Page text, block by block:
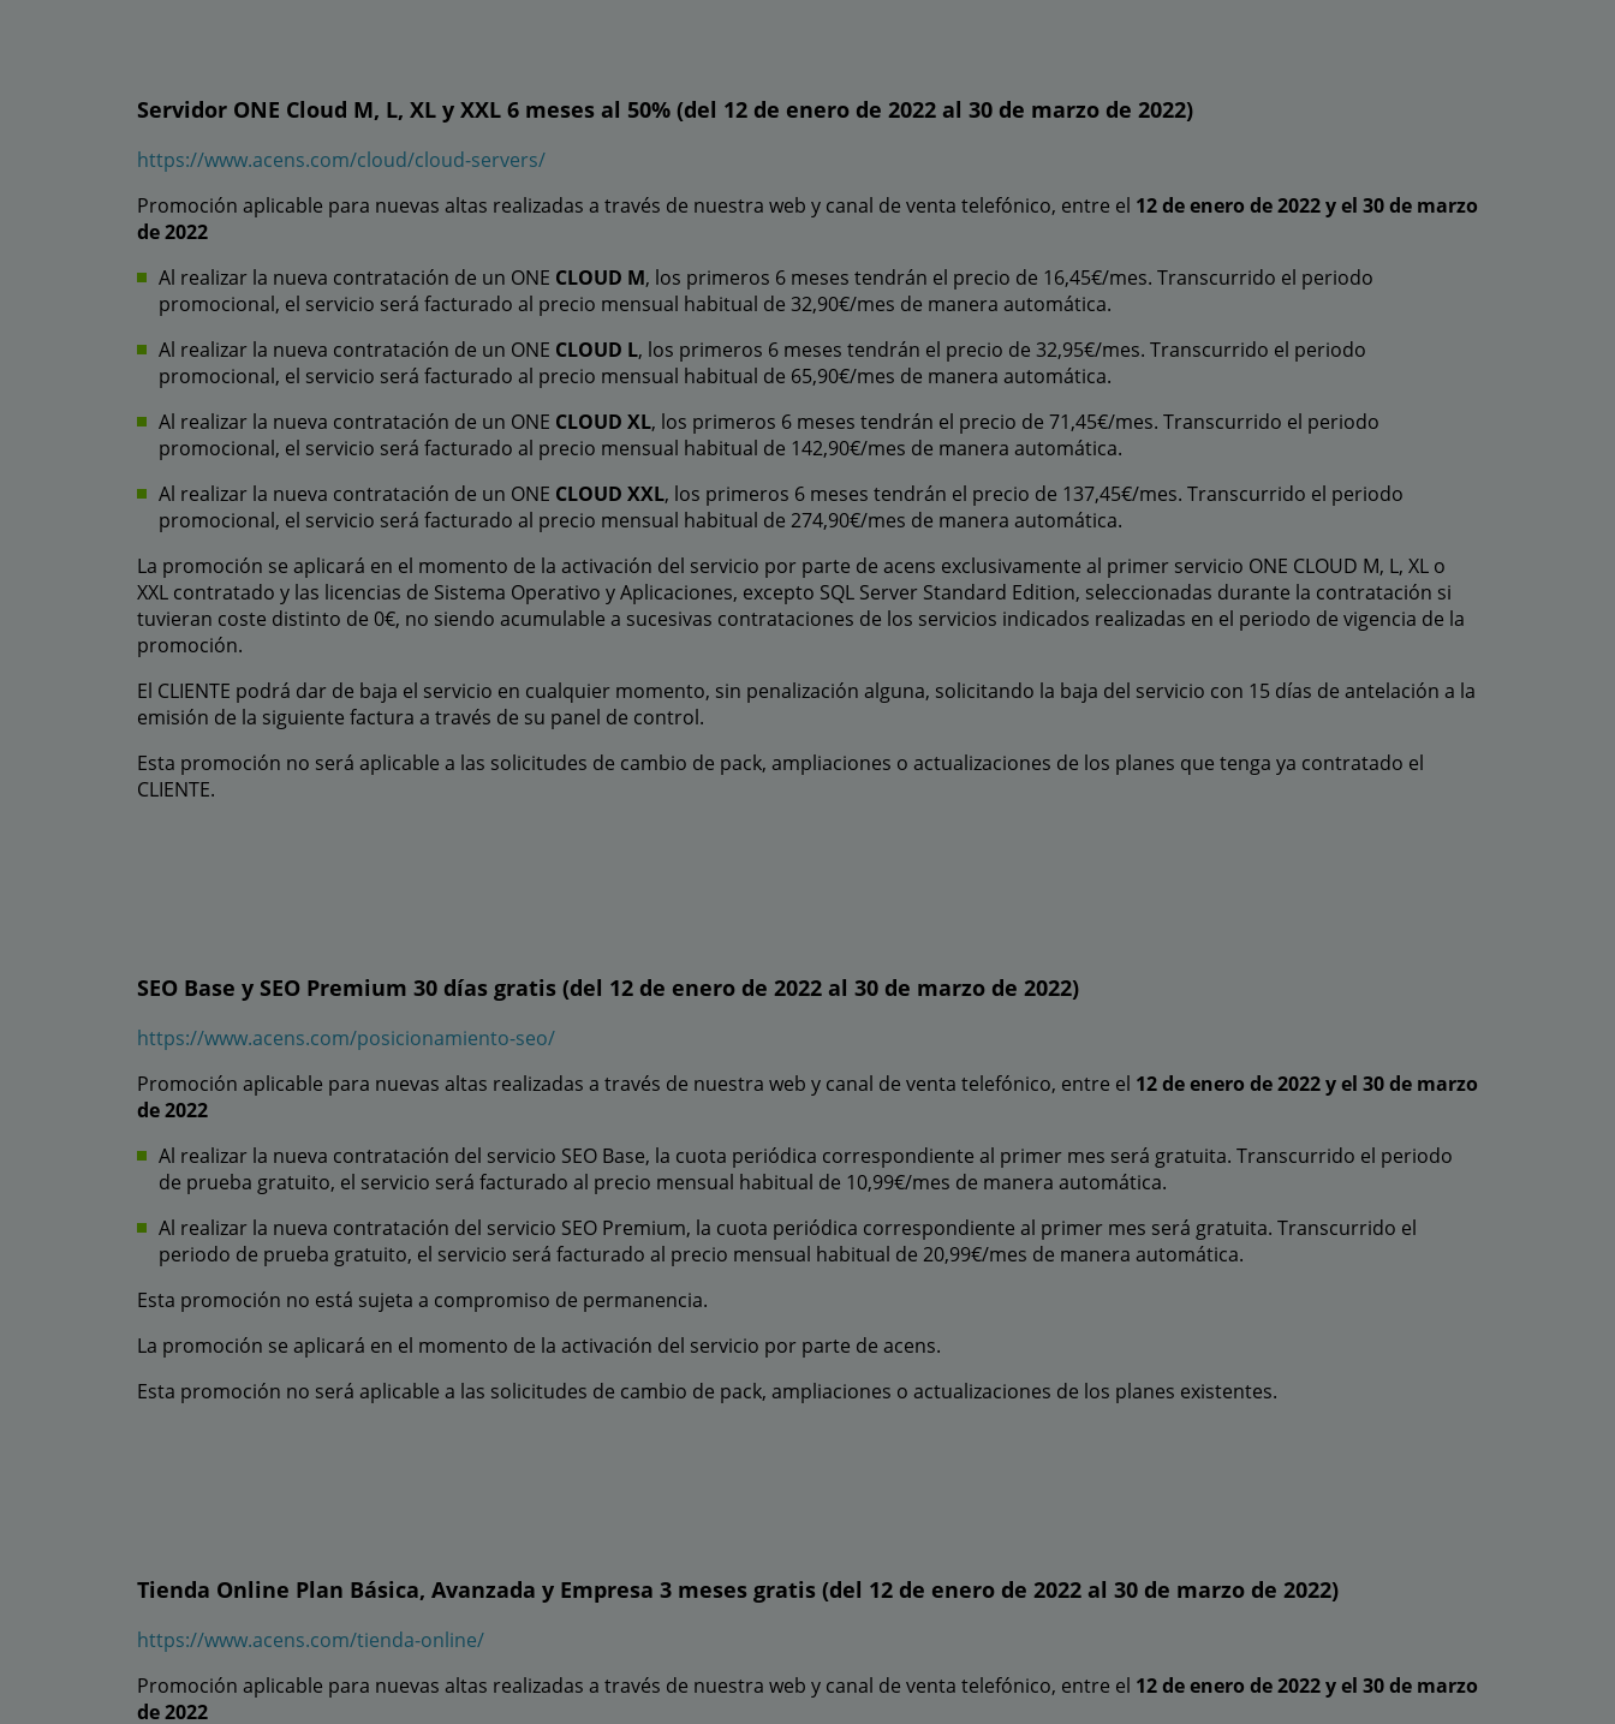
Servidor ONE Cloud M, L, XL y XXL 6 meses al 50% (del 12 de enero de 2022 al 30 de marzo de 2022)
https://www.acens.com/cloud/cloud-servers/
Promoción aplicable para nuevas altas realizadas a través de nuestra web y canal de venta telefónico, entre el 12 de enero de 2022 y el 30 de marzo
de 2022
Al realizar la nueva contratación de un ONE CLOUD M, los primeros 6 meses tendrán el precio de 16,45€/mes. Transcurrido el periodo
promocional, el servicio será facturado al precio mensual habitual de 32,90€/mes de manera automática.
Al realizar la nueva contratación de un ONE CLOUD L, los primeros 6 meses tendrán el precio de 32,95€/mes. Transcurrido el periodo
promocional, el servicio será facturado al precio mensual habitual de 65,90€/mes de manera automática.
Al realizar la nueva contratación de un ONE CLOUD XL, los primeros 6 meses tendrán el precio de 71,45€/mes. Transcurrido el periodo
promocional, el servicio será facturado al precio mensual habitual de 142,90€/mes de manera automática.
Al realizar la nueva contratación de un ONE CLOUD XXL, los primeros 6 meses tendrán el precio de 137,45€/mes. Transcurrido el periodo
promocional, el servicio será facturado al precio mensual habitual de 274,90€/mes de manera automática.
La promoción se aplicará en el momento de la activación del servicio por parte de acens exclusivamente al primer servicio ONE CLOUD M, L, XL o
XXL contratado y las licencias de Sistema Operativo y Aplicaciones, excepto SQL Server Standard Edition, seleccionadas durante la contratación si
tuvieran coste distinto de 0€, no siendo acumulable a sucesivas contrataciones de los servicios indicados realizadas en el periodo de vigencia de la
promoción.
El CLIENTE podrá dar de baja el servicio en cualquier momento, sin penalización alguna, solicitando la baja del servicio con 15 días de antelación a la
emisión de la siguiente factura a través de su panel de control.
Esta promoción no será aplicable a las solicitudes de cambio de pack, ampliaciones o actualizaciones de los planes que tenga ya contratado el
CLIENTE.
SEO Base y SEO Premium 30 días gratis (del 12 de enero de 2022 al 30 de marzo de 2022)
https://www.acens.com/posicionamiento-seo/
Promoción aplicable para nuevas altas realizadas a través de nuestra web y canal de venta telefónico, entre el 12 de enero de 2022 y el 30 de marzo
de 2022
Al realizar la nueva contratación del servicio SEO Base, la cuota periódica correspondiente al primer mes será gratuita. Transcurrido el periodo
de prueba gratuito, el servicio será facturado al precio mensual habitual de 10,99€/mes de manera automática.
Al realizar la nueva contratación del servicio SEO Premium, la cuota periódica correspondiente al primer mes será gratuita. Transcurrido el
periodo de prueba gratuito, el servicio será facturado al precio mensual habitual de 20,99€/mes de manera automática.
Esta promoción no está sujeta a compromiso de permanencia.
La promoción se aplicará en el momento de la activación del servicio por parte de acens.
Esta promoción no será aplicable a las solicitudes de cambio de pack, ampliaciones o actualizaciones de los planes existentes.
Tienda Online Plan Básica, Avanzada y Empresa 3 meses gratis (del 12 de enero de 2022 al 30 de marzo de 2022)
https://www.acens.com/tienda-online/
Promoción aplicable para nuevas altas realizadas a través de nuestra web y canal de venta telefónico, entre el 12 de enero de 2022 y el 30 de marzo
de 2022